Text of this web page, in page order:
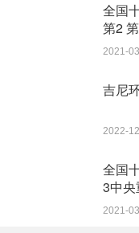
全国
第2
2021-
吉尼
2022-
全国
3中
2021-